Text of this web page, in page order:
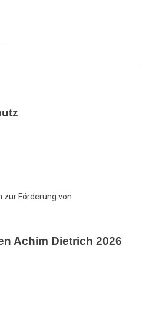
Achim Dietrich 2026